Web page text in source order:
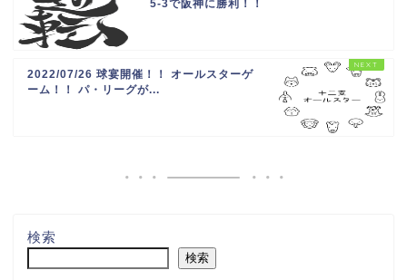
5-3で阪神に勝利！！
2022/07/26 球宴開催！！ オールスターゲ
ーム！！ パ・リーグが...
検索
検索